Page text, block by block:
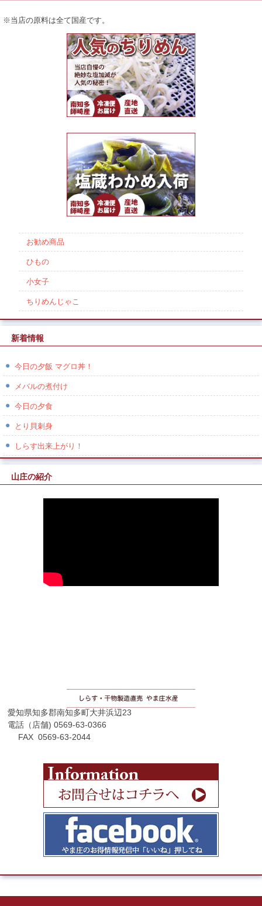
※当店の原料は全て国産です。
お勧め商品
ひもの
小女子
ちりめんじゃこ
新着情報
今日の夕飯 マグロ丼！
メバルの煮付け
今日の夕食
とり貝刺身
しらす出来上がり！
山庄の紹介
愛知県知多郡南知多町大井浜辺23
電話（店舗) 0569-63-0366
FAX 0569-63-2044